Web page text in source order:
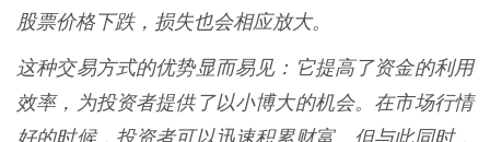
股票价格下跌，损失也会相应放大。
这种交易方式的优势显而易见：它提高了资金的利用
效率，为投资者提供了以小博大的机会。在市场行情